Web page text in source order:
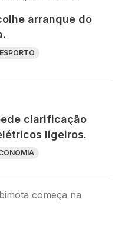
arranque do
clarificação
ligeiros.